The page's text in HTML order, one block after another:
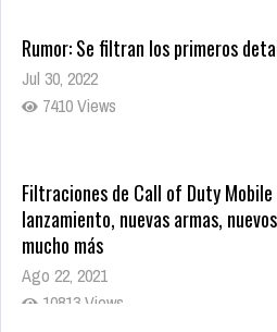
Rumor: Se filtran los primeros
Jul 30, 2022
7410 Views
Filtraciones de Call of Duty Mobile
lanzamiento, nuevas armas,
mucho más
Ago 22, 2021
10813 Views